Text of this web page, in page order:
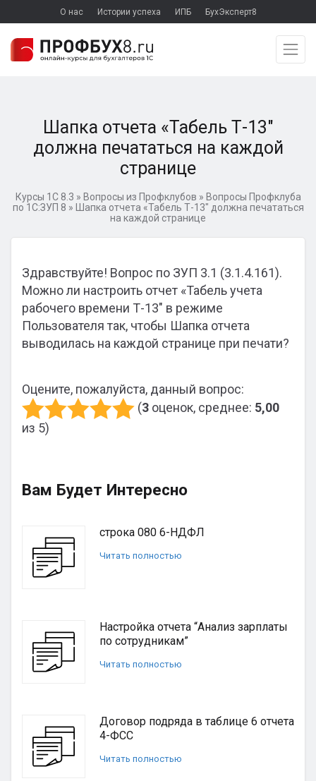
О нас Истории успеха ИПБ БухЭксперт8
Шапка отчета «Табель Т-13″
должна печататься на каждой
странице
Курсы 1С 8.3 » Вопросы из Профклубов » Вопросы Профклуба
по 1С:ЗУП 8 »
Шапка отчета «Табель Т-13″ должна печататься
на каждой странице
Здравствуйте! Вопрос по ЗУП 3.1 (3.1.4.161).
Можно ли настроить отчет «Табель учета
рабочего времени Т-13″ в режиме
Пользователя так, чтобы Шапка отчета
выводилась на каждой странице при печати?
Оцените, пожалуйста, данный вопрос:
(3 оценок, среднее: 5,00
из 5)
Вам Будет Интересно
строка 080 6-НДФЛ
Читать полностью
Настройка отчета “Анализ зарплаты
по сотрудникам”
Читать полностью
Договор подряда в таблице 6 отчета
4-ФСС
Читать полностью